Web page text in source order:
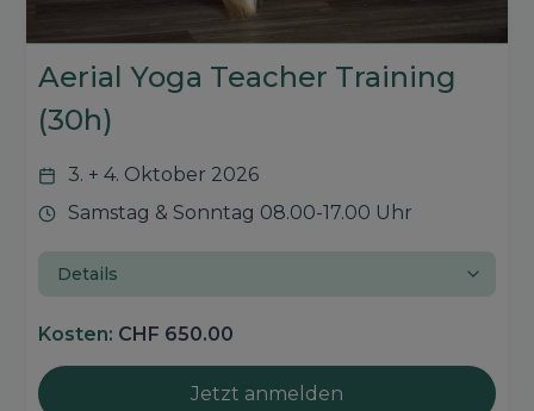
Aerial Yoga Teacher Training
(30h)
3. + 4. Oktober 2026
Samstag & Sonntag 08.00-17.00 Uhr
Details
Kosten: CHF 650.00
Jetzt anmelden